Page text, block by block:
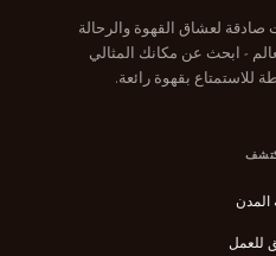
صادقة لعشاق القهوة والرحالة
- ابحث عن مكانك المثالي
للاستمتاع بقهوة رائعة.
المدن
للعمل